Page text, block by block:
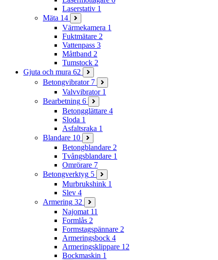
Laserstativ 1
Mäta 14
Värmekamera 1
Fuktmätare 2
Vattenpass 3
Måttband 2
Tumstock 2
Gjuta och mura 62
Betongvibrator 7
Valvvibrator 1
Bearbetning 6
Betongglättare 4
Sloda 1
Asfaltsraka 1
Blandare 10
Betongblandare 2
Tvångsblandare 1
Omrörare 7
Betongverktyg 5
Murbrukshink 1
Slev 4
Armering 32
Najomat 11
Formlås 2
Formstagspännare 2
Armeringsbock 4
Armeringsklippare 12
Bockmaskin 1